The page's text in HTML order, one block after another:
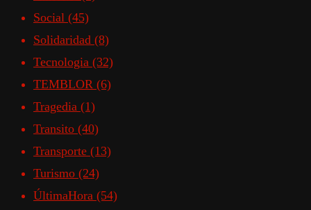
Social (45)
Solidaridad (8)
Tecnologia (32)
TEMBLOR (6)
Tragedia (1)
Transito (40)
Transporte (13)
Turismo (24)
ÚltimaHora (54)